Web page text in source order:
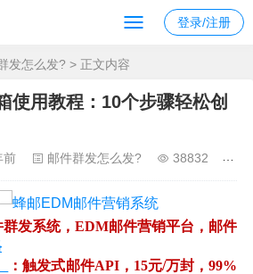
登录/注册
发怎么发? > 正文内容
使用教程：10个步骤轻松创
前 邮件群发怎么发? 38832
群发系统，EDM邮件营销平台，邮件
：触发式邮件API，15元/万封，99%